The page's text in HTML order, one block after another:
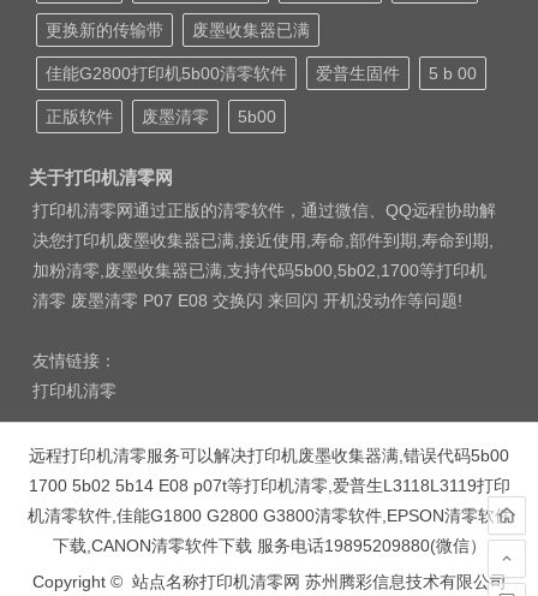
更换新的传输带 废墨收集器已满
佳能G2800打印机5b00清零软件 爱普生固件 5 b 00
正版软件 废墨清零 5b00
关于打印机清零网
打印机清零网通过正版的清零软件，通过微信、QQ远程协助解
决您打印机废墨收集器已满,接近使用,寿命,部件到期,寿命到期,
加粉清零,废墨收集器已满,支持代码5b00,5b02,1700等打印机
清零 废墨清零 P07 E08 交换闪 来回闪 开机没动作等问题!
友情链接：
打印机清零
远程打印机清零服务可以解决打印机废墨收集器满,错误代码5b00
1700 5b02 5b14 E08 p07t等打印机清零,爱普生L3118L3119打印
机清零软件,佳能G1800 G2800 G3800清零软件,EPSON清零软件
下载,CANON清零软件下载 服务电话19895209880(微信）
Copyright © 站点名称打印机清零网 苏州腾彩信息技术有限公司